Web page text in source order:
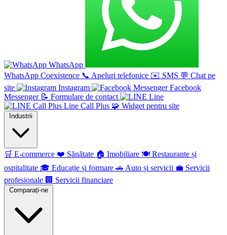
WhatsApp
WhatsApp Coexistence 📞 Apeluri telefonice ✉️ SMS 💬 Chat pe
site
Instagram
Facebook
Messenger 📝 Formulare de contact
Line
Line Call Plus 🧩 Widget pentru site
Industrii
🛒 E-commerce ❤️ Sănătate 🏠 Imobiliare 🍽️ Restaurante și
ospitalitate 🎓 Educație și formare 🚗 Auto și servicii 💼 Servicii
profesionale 🏢 Servicii financiare
Comparați-ne